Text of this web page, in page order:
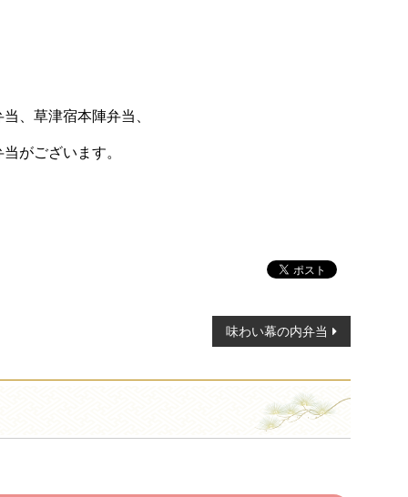
、 草津宿本陣弁当、
がございます。
味わい幕の内弁当